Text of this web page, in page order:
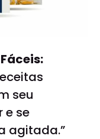
seu
e se
agitada.”